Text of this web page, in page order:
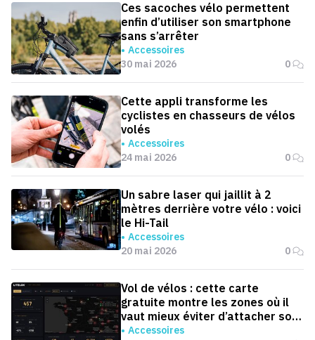
Ces sacoches vélo permettent
enfin d’utiliser son smartphone
sans s’arrêter
Accessoires
30 mai 2026
0
Cette appli transforme les
cyclistes en chasseurs de vélos
volés
Accessoires
24 mai 2026
0
Un sabre laser qui jaillit à 2
mètres derrière votre vélo : voici
le Hi-Tail
Accessoires
20 mai 2026
0
Vol de vélos : cette carte
gratuite montre les zones où il
vaut mieux éviter d’attacher son
vélo ou sa moto
Accessoires